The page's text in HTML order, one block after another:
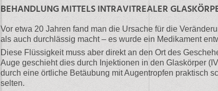
BEHANDLUNG MITTELS INTRAVITREALER
Vor etwa 20 Jahren fand man die Ursache für die
als auch durchlässig macht – es wurde ein Medikament
Diese Flüssigkeit muss aber direkt an den Ort des
Auge geschieht dies durch Injektionen in den Glaskörper
durch eine örtliche Betäubung mit Augentropfen praktisch
selten.